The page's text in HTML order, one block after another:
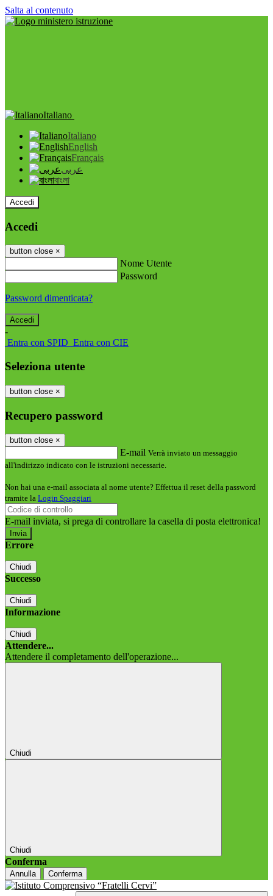
Salta al contenuto
Italiano
Italiano
English
Français
عربى
বাংলা
Accedi
Accedi
button close ×
Nome Utente
Password
Password dimenticata?
-
Entra con SPID Entra con CIE
Seleziona utente
button close ×
Recupero password
button close ×
E-mail Verrà inviato un messaggio
all'indirizzo indicato con le istruzioni necessarie.
Non hai una e-mail associata al nome utente? Effettua il reset della password
tramite la Login Spaggiari
E-mail inviata, si prega di controllare la casella di posta elettronica!
Errore
Chiudi
Successo
Chiudi
Informazione
Chiudi
Attendere...
Attendere il completamento dell'operazione...
Chiudi
Chiudi
Conferma
Annulla Conferma